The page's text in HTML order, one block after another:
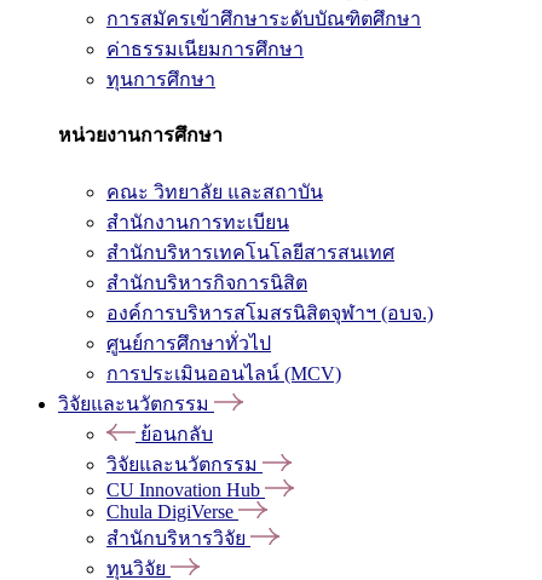
การสมัครเข้าศึกษาระดับบัณฑิตศึกษา
ค่าธรรมเนียมการศึกษา
ทุนการศึกษา
หน่วยงานการศึกษา
คณะ วิทยาลัย และสถาบัน
สำนักงานการทะเบียน
สำนักบริหารเทคโนโลยีสารสนเทศ
สำนักบริหารกิจการนิสิต
องค์การบริหารสโมสรนิสิตจุฬาฯ (อบจ.)
ศูนย์การศึกษาทั่วไป
การประเมินออนไลน์ (MCV)
วิจัยและนวัตกรรม
ย้อนกลับ
วิจัยและนวัตกรรม
CU Innovation Hub
Chula DigiVerse
สำนักบริหารวิจัย
ทุนวิจัย